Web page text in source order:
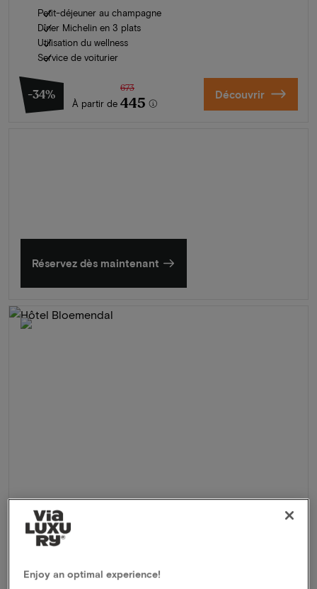
Petit-déjeuner au champagne
Dîner Michelin en 3 plats
Utilisation du wellness
Service de voiturier
-34%
À partir de
673
445 Découvrir
Réservez dès maintenant
Hôtel Bloemendal
Vaals, Pays-Bas
château avec tout nouveau centre de bien-être, dans le
Enjoy an optimal experience!